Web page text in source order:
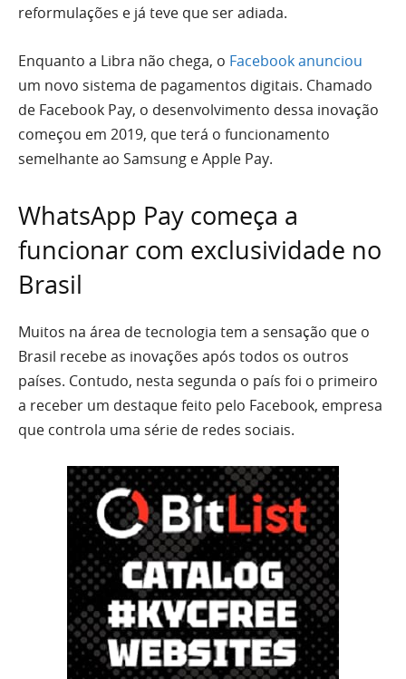
reformulações e já teve que ser adiada.
Enquanto a Libra não chega, o Facebook anunciou
um novo sistema de pagamentos digitais. Chamado
de Facebook Pay, o desenvolvimento dessa inovação
começou em 2019, que terá o funcionamento
semelhante ao Samsung e Apple Pay.
WhatsApp Pay começa a
funcionar com exclusividade no
Brasil
Muitos na área de tecnologia tem a sensação que o
Brasil recebe as inovações após todos os outros
países. Contudo, nesta segunda o país foi o primeiro
a receber um destaque feito pelo Facebook, empresa
que controla uma série de redes sociais.